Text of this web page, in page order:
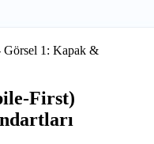
Görsel 1: Kapak &
First)